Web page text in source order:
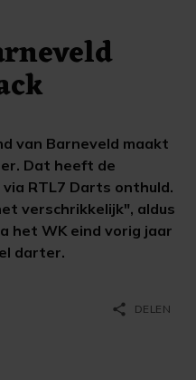
van Barneveld maakt
Dat heeft de
RTL7 Darts onthuld.
verschrikkelijk", aldus
het WK eind vorig jaar
darter.
share DELEN